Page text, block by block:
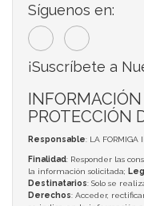
Síguenos en:
¡Suscríbete a
PROTECCIÓN
Responsable: LA FORMIGA
Finalidad: Responder las
la información solicitada;
Destinatarios: Solo se
Derechos: Acceder,